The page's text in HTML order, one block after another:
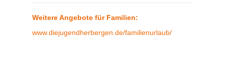
Weitere Angebote für Familien:
www.diejugendherbergen.de/familienurlaub/